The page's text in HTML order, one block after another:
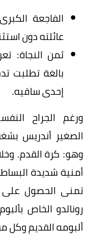
الفاجعة
عائلته دون
ثمن النجاة:
بالغة تطلبت
إحدى ساقيه.
ورغم الجراح
الصغير أندريس
وهو: كرة القدم.
أمنية شديدة
ألبومه القديم وكل